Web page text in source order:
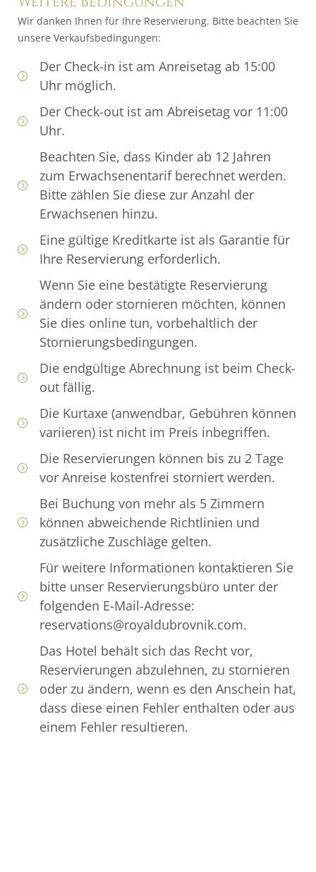
Wir danken Ihnen für Ihre Reservierung. Bitte beachten Sie
unsere Verkaufsbedingungen:
Der Check-in ist am Anreisetag ab 15:00
Uhr möglich.
Der Check-out ist am Abreisetag vor 11:00
Uhr.
Beachten Sie, dass Kinder ab 12 Jahren
zum Erwachsenentarif berechnet werden.
Bitte zählen Sie diese zur Anzahl der
Erwachsenen hinzu.
Eine gültige Kreditkarte ist als Garantie für
Ihre Reservierung erforderlich.
Wenn Sie eine bestätigte Reservierung
ändern oder stornieren möchten, können
Sie dies online tun, vorbehaltlich der
Stornierungsbedingungen.
Die endgültige Abrechnung ist beim Check-
out fällig.
Die Kurtaxe (anwendbar, Gebühren können
variieren) ist nicht im Preis inbegriffen.
Die Reservierungen können bis zu 2 Tage
vor Anreise kostenfrei storniert werden.
Bei Buchung von mehr als 5 Zimmern
können abweichende Richtlinien und
zusätzliche Zuschläge gelten.
Für weitere Informationen kontaktieren Sie
bitte unser Reservierungsbüro unter der
folgenden E-Mail-Adresse:
reservations@royaldubrovnik.com.
Das Hotel behält sich das Recht vor,
Reservierungen abzulehnen, zu stornieren
oder zu ändern, wenn es den Anschein hat,
dass diese einen Fehler enthalten oder aus
einem Fehler resultieren.